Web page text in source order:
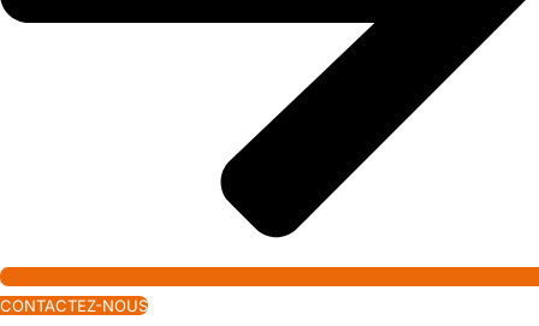
CONTACTEZ-NOUS